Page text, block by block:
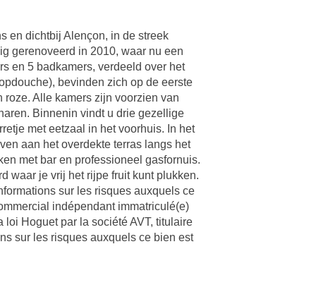
en dichtbij Alençon, in de streek
gerenoveerd in 2010, waar nu een
en 5 badkamers, verdeeld over het
bevinden zich op de eerste
Alle kamers zijn voorzien van
Binnenin vindt u drie gezellige
met eetzaal in het voorhuis. In het
aan het overdekte terras langs het
met bar en professioneel gasfornuis.
waar je vrij het rijpe fruit kunt plukken.
sur les risques auxquels ce
indépendant immatriculé(e)
Hoguet par la société AVT, titulaire
sur les risques auxquels ce bien est